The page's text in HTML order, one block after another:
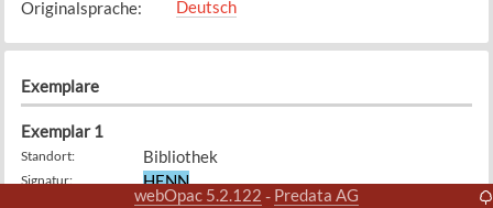
Originalsprache: Deutsch
Exemplare
Exemplar 1
Standort: Bibliothek
Signatur: HENN
webOpac 5.2.122 - Predata AG